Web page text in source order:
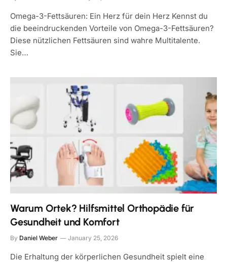
Omega-3-Fettsäuren: Ein Herz für dein Herz Kennst du
die beeindruckenden Vorteile von Omega-3-Fettsäuren?
Diese nützlichen Fettsäuren sind wahre Multitalente.
Sie…
Warum Ortek? Hilfsmittel Orthopädie für
Gesundheit und Komfort
By Daniel Weber January 25, 2026
Die Erhaltung der körperlichen Gesundheit spielt eine